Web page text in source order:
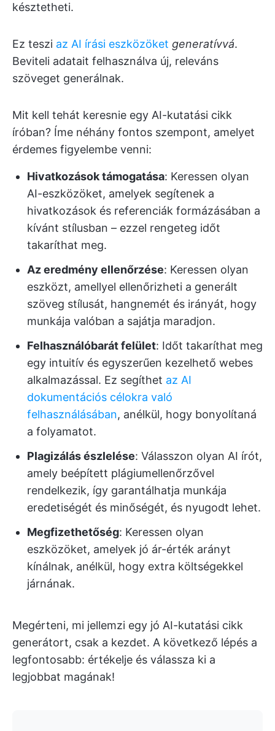
késztetheti.
Ez teszi az AI írási eszközöket generatívvá.
Beviteli adatait felhasználva új, releváns
szöveget generálnak.
Mit kell tehát keresnie egy AI-kutatási cikk
íróban? Íme néhány fontos szempont, amelyet
érdemes figyelembe venni:
Hivatkozások támogatása: Keressen olyan
AI-eszközöket, amelyek segítenek a
hivatkozások és referenciák formázásában a
kívánt stílusban – ezzel rengeteg időt
takaríthat meg.
Az eredmény ellenőrzése: Keressen olyan
eszközt, amellyel ellenőrizheti a generált
szöveg stílusát, hangnemét és irányát, hogy
munkája valóban a sajátja maradjon.
Felhasználóbarát felület: Időt takaríthat meg
egy intuitív és egyszerűen kezelhető webes
alkalmazással. Ez segíthet az AI
dokumentációs célokra való
felhasználásában, anélkül, hogy bonyolítaná
a folyamatot.
Plagizálás észlelése: Válasszon olyan AI írót,
amely beépített plágiumellenőrzővel
rendelkezik, így garantálhatja munkája
eredetiségét és minőségét, és nyugodt lehet.
Megfizethetőség: Keressen olyan
eszközöket, amelyek jó ár-érték arányt
kínálnak, anélkül, hogy extra költségekkel
járnának.
Megérteni, mi jellemzi egy jó AI-kutatási cikk
generátort, csak a kezdet. A következő lépés a
legfontosabb: értékelje és válassza ki a
legjobbat magának!